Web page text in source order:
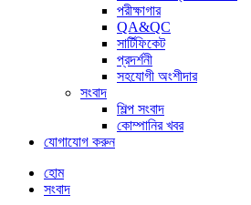
পরীক্ষাগার
QA&QC
সার্টিফিকেট
প্রদর্শনী
সহযোগী অংশীদার
সংবাদ
শিল্প সংবাদ
কোম্পানির খবর
যোগাযোগ করুন
হোম
সংবাদ